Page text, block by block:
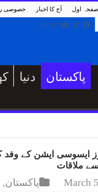
خصوصی آج کا اخبار صفحہ اول
دنیا
پاکستان
ملاقات
March پاکستان,